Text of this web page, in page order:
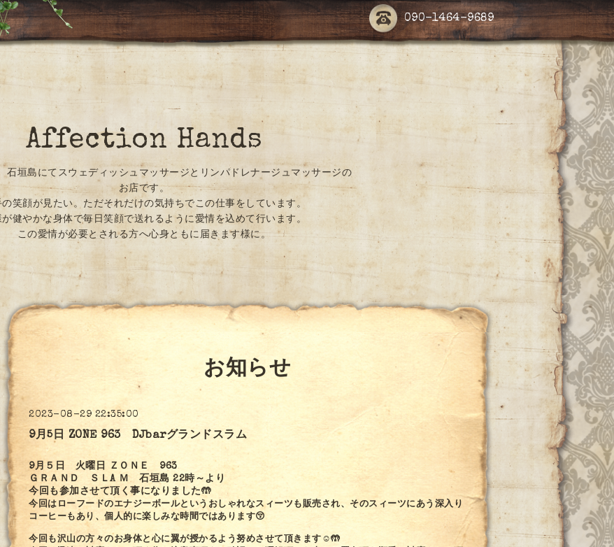
090-1464-9689
Affection Hands
垣島にてスウェディッシュマッサージとリンパドレナージュマッサージの
お店です。
の笑顔が見たい。ただそれだけの気持ちでこの仕事をしています。
が健やかな身体で毎日笑顔で送れるように愛情を込めて行います。
この愛情が必要とされる方へ心身ともに届きます様に。
お知らせ
2023-08-29 22:35:00
9月5日 ZONE 963 DJbarグランドスラム
9月５日 火曜日 ＺＯＮＥ 963
ＧＲＡＮＤ ＳＬA Ｍ 石垣島 22時～より
今回も参加させて頂く事になりました🤲
今回はローフードのエナジーボールというおしゃれなスィーツも販売され、そのスィーツにあう深入り
コーヒーもあり、個人的に楽しみな時間ではあります😚
今回も沢山の方々のお身体と心に翼が授かるよう努めさせて頂きます☺🤲